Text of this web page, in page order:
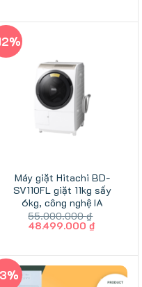
45.000.000 ₫.là:
Máy giặt Hitachi BD-
SV110FL giặt 11kg sấy
6kg, công nghệ IA
55.000.000₫
Giá
55.000.000 ₫.
48.499.000 ₫
là: